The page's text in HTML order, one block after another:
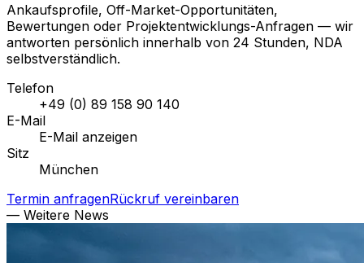
Ankaufsprofile, Off-Market-Opportunitäten,
Bewertungen oder Projektentwicklungs-Anfragen — wir
antworten persönlich innerhalb von 24 Stunden, NDA
selbstverständlich.
Telefon
+49 (0) 89 158 90 140
E-Mail
E-Mail anzeigen
Sitz
München
Termin anfragenRückruf vereinbaren
— Weitere News